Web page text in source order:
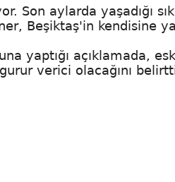
aylarda yaşadığı
Beşiktaş'in kendisine
yaptığı açıklamada,
verici olacağını